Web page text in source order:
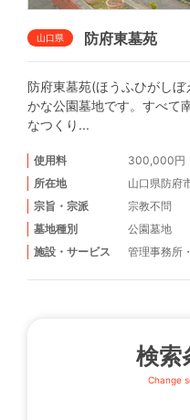
山口県 防府東墓苑
防府東墓苑(ほうふひがし
かな公園墓地です。すべて
なつくり...
使用料
300,000円
所在地
山口県防府
宗旨・宗派
宗教不問
墓地種別
公園墓地
施設・サービス
管理事務所 ・
検索
Change